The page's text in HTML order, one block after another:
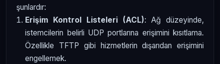
şunlardır:
Erişim Kontrol Listeleri (ACL): Ağ düzeyinde,
istemcilerin belirli UDP portlarına erişimini kısıtlama.
Özellikle TFTP gibi hizmetlerin dışarıdan erişimini
engellemek.